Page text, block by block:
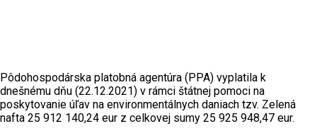
Pôdohospodárska platobná agentúra (PPA) vyplatila k
dnešnému dňu (22.12.2021) v rámci štátnej pomoci na
poskytovanie úľav na environmentálnych daniach tzv. Zelená
nafta 25 912 140,24 eur z celkovej sumy 25 925 948,47 eur.